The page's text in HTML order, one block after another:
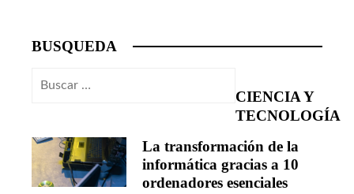
BUSQUEDA
Buscar:
CIENCIA Y
TECNOLOGÍA
La transformación de la
informática gracias a 10
ordenadores esenciales